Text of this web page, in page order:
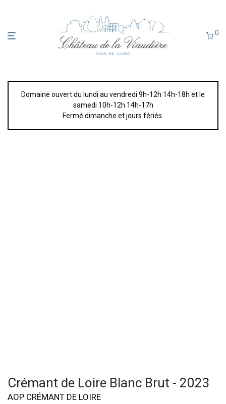
0
Domaine ouvert du lundi au vendredi 9h-12h 14h-18h et le
samedi 10h-12h 14h-17h
Fermé dimanche et jours fériés.
Crémant de Loire Blanc Brut - 2023
AOP CRÉMANT DE LOIRE